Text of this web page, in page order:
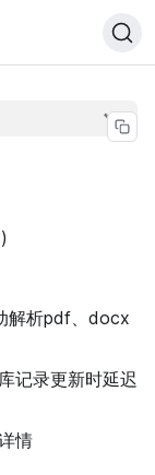
解析pdf、docx
记录更新时延迟
情